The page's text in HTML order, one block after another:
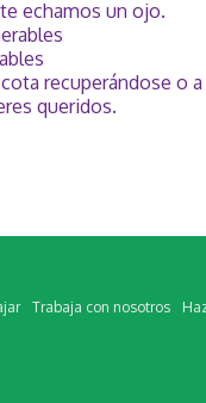
echamos un ojo.
recuperándose o
queridos.
Trabaja con nosotros